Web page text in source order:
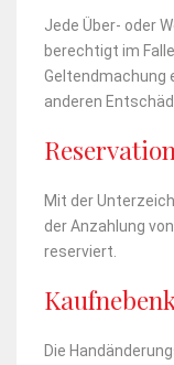
Jede Über- oder
berechtigt im
Geltendmachung
anderen
Reservation
Mit der
der Anzahlung
reserviert.
Die